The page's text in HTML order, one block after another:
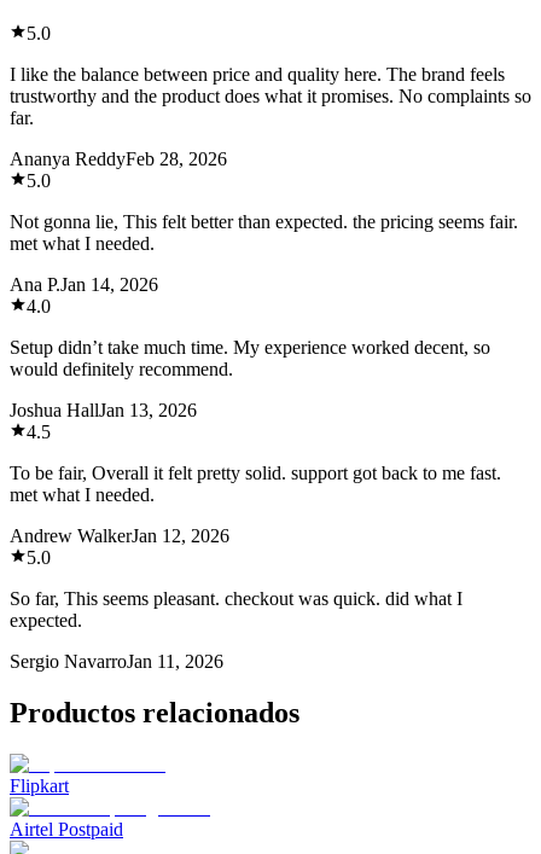
5.0
I like the balance between price and quality here. The brand feels
trustworthy and the product does what it promises. No complaints so
far.
Ananya ReddyFeb 28, 2026
5.0
Not gonna lie, This felt better than expected. the pricing seems fair.
met what I needed.
Ana P.Jan 14, 2026
4.0
Setup didn’t take much time. My experience worked decent, so
would definitely recommend.
Joshua HallJan 13, 2026
4.5
To be fair, Overall it felt pretty solid. support got back to me fast.
met what I needed.
Andrew WalkerJan 12, 2026
5.0
So far, This seems pleasant. checkout was quick. did what I
expected.
Sergio NavarroJan 11, 2026
Productos relacionados
Flipkart
Airtel Postpaid